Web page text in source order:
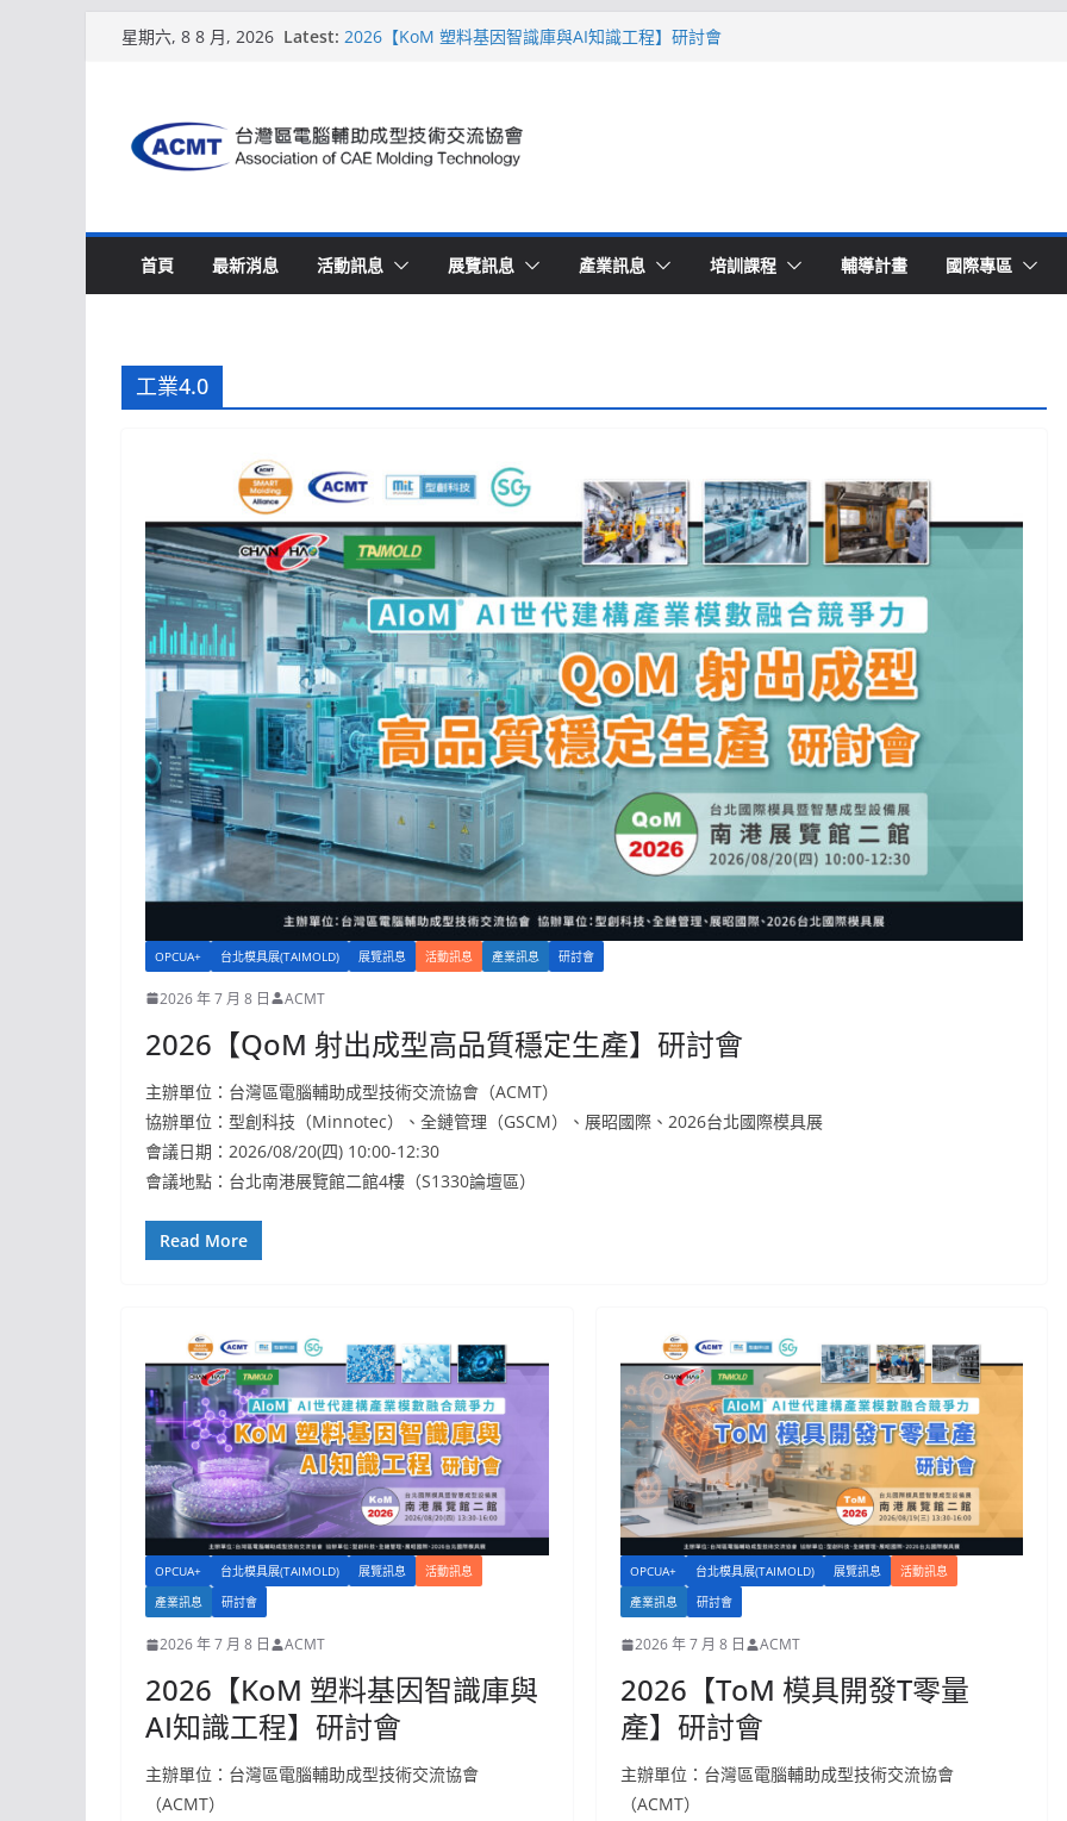
星期六, 8 8 月, 2026 Latest: 2026【KoM 塑料基因智識庫與AI知識工程】研討會
場
ACMT打造「Smart Molding 模塑智造平台」主題館
首頁 最新消息 活動訊息 展覽訊息 產業訊息 培訓課程 輔導計畫 國際專區
工業4.0
OPCUA+ 台北模具展(TAIMOLD) 展覽訊息 活動訊息 產業訊息 研討會
2026 年 7 月 8 日 ACMT
2026【QoM 射出成型高品質穩定生產】研討會
主辦單位：台灣區電腦輔助成型技術交流協會（ACMT）
協辦單位：型創科技（Minnotec）、全鏈管理（GSCM）、展昭國際、2026台北國際模具展
會議日期：2026/08/20(四) 10:00-12:30
會議地點：台北南港展覽館二館4樓（S1330論壇區）
Read More
OPCUA+ 台北模具展(TAIMOLD) 展覽訊息
活動訊息
產業訊息
研討會
2026 年 7 月 8 日 ACMT
2026【KoM 塑料基因智識庫與
AI知識工程】研討會
主辦單位：台灣區電腦輔助成型技術交流協會
（ACMT）
OPCUA+ 台北模具展(TAIMOLD) 展覽訊息
活動訊息
產業訊息
研討會
2026 年 7 月 8 日 ACMT
2026【ToM 模具開發T零量
產】研討會
主辦單位：台灣區電腦輔助成型技術交流協會
（ACMT）